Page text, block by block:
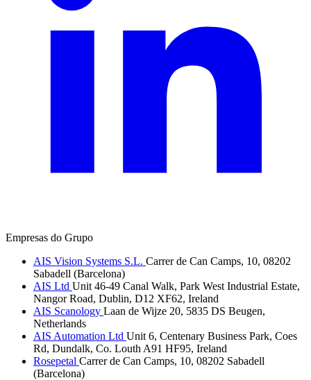
Empresas do Grupo
AIS Vision Systems S.L. Carrer de Can Camps, 10, 08202
Sabadell (Barcelona)
AIS Ltd Unit 46-49 Canal Walk, Park West Industrial Estate,
Nangor Road, Dublin, D12 XF62, Ireland
AIS Scanology Laan de Wijze 20, 5835 DS Beugen,
Netherlands
AIS Automation Ltd Unit 6, Centenary Business Park, Coes
Rd, Dundalk, Co. Louth A91 HF95, Ireland
Rosepetal Carrer de Can Camps, 10, 08202 Sabadell
(Barcelona)